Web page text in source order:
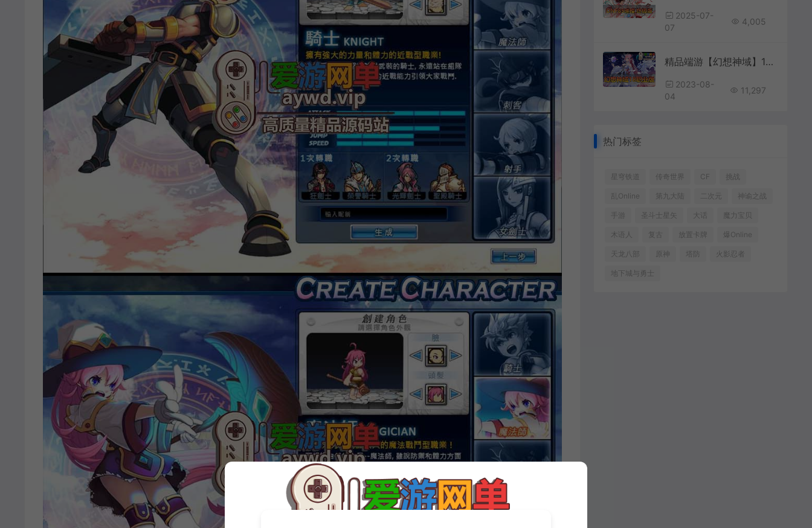
2025-07-
07
4,005
精品端游【幻想神域】18职业V15版本新职业视频安装教程GM后台可注册账号虚拟机一键端二次元风格动漫网游MMORPG
2023-08-
04
11,297
热门标签
星穹铁道 传奇世界 CF 挑战
乱Online 第九大陆 二次元 神谕之战
手游 圣斗士星矢 大话 魔力宝贝
木语人 复古 放置卡牌 爆Online
天龙八部 原神 塔防 火影忍者
地下城与勇士